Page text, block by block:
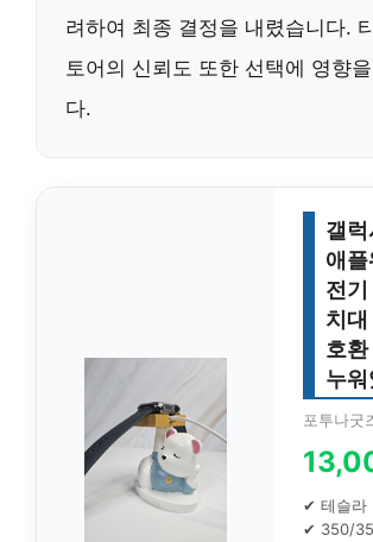
려하여 최종 결정을 내렸습니다.
토어의 신뢰도 또한 선택에 영향
다.
갤럭
애
전기
치
호
누
포투나굿
✔ 테슬라
✔ 350/